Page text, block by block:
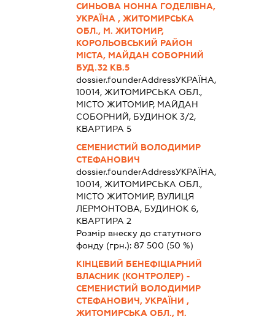
СИНЬОВА НОННА ГОДЕЛІВНА,
УКРАЇНА , ЖИТОМИРСЬКА
ОБЛ., М. ЖИТОМИР,
КОРОЛЬОВСЬКИЙ РАЙОН
МІСТА, МАЙДАН СОБОРНИЙ
БУД.32 КВ.5
dossier.founderAddressУКРАЇНА,
10014, ЖИТОМИРСЬКА ОБЛ.,
МІСТО ЖИТОМИР, МАЙДАН
СОБОРНИЙ, БУДИНОК 3/2,
КВАРТИРА 5
СЕМЕНИСТИЙ ВОЛОДИМИР
СТЕФАНОВИЧ
dossier.founderAddressУКРАЇНА,
10014, ЖИТОМИРСЬКА ОБЛ.,
МІСТО ЖИТОМИР, ВУЛИЦЯ
ЛЕРМОНТОВА, БУДИНОК 6,
КВАРТИРА 2
Розмір внеску до статутного
фонду (грн.):87 500 (50 %)
КІНЦЕВИЙ БЕНЕФІЦІАРНИЙ
ВЛАСНИК (КОНТРОЛЕР) -
СЕМЕНИСТИЙ ВОЛОДИМИР
СТЕФАНОВИЧ, УКРАЇНИ ,
ЖИТОМИРСЬКА ОБЛ., М.